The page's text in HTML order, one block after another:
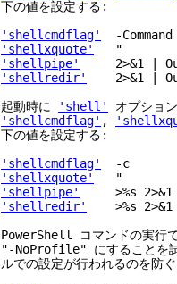
下の値を設定する:
'shellcmdflag'
-Command
'shellxquote'
"
'shellpipe'
2>&1 |
'shellredir'
2>&1 |
起動時に
'shell'
オプショ
'shellcmdflag' ,
下の値を設定する:
'shellcmdflag'
-c
'shellxquote'
"
'shellpipe'
>%s 2>&1
'shellredir'
>%s 2>&1
PowerShell コマンドの実行
"-NoProfile" にすることを
ルでの設定が行われるのを防